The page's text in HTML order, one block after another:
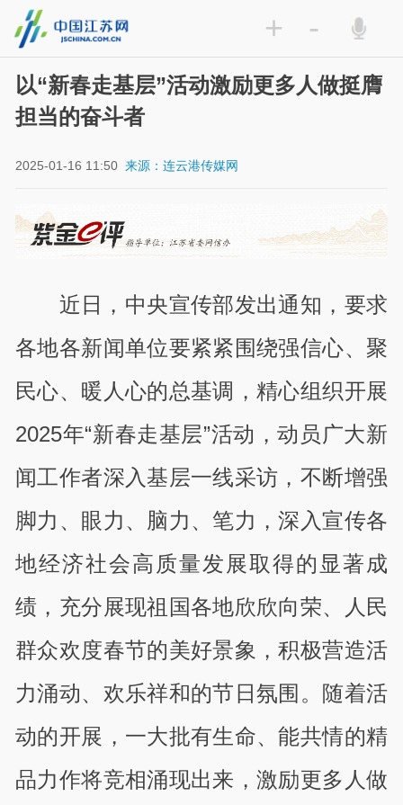
+ -
以“新春走基层”活动激励更多人做挺膺
担当的奋斗者
2025-01-16 11:50 来源：连云港传媒网
近日，中央宣传部发出通知，要求
各地各新闻单位要紧紧围绕强信心、聚
民心、暖人心的总基调，精心组织开展
2025年“新春走基层”活动，动员广大新
闻工作者深入基层一线采访，不断增强
脚力、眼力、脑力、笔力，深入宣传各
地经济社会高质量发展取得的显著成
绩，充分展现祖国各地欣欣向荣、人民
群众欢度春节的美好景象，积极营造活
力涌动、欢乐祥和的节日氛围。随着活
动的开展，一大批有生命、能共情的精
品力作将竞相涌现出来，激励更多人做